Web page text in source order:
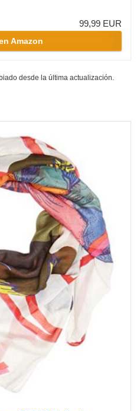
99,99 EUR
Amazon
desde la última actualización.